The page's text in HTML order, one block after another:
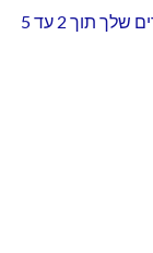
המשלוח שלנו מהיר ועד הבית, קבל את המוצרים שלך תוך 2 עד 5